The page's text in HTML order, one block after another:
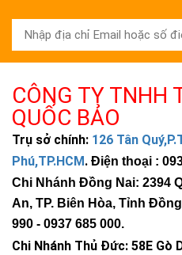
CÔNG TY TNHH
QUỐC BẢO
Trụ sở chính: 126 Tân
Phú,TP.HCM . Điện thoại :
Chi Nhánh Đồng Nai: 2394
An, TP. Biên Hòa, Tỉnh
990 - 0937 685 000.
Chi Nhánh Thủ Đức: 58E Gò